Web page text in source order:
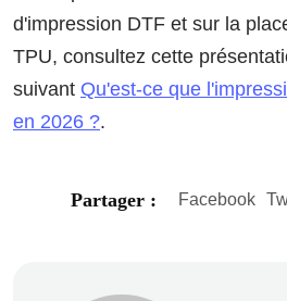
d'impression DTF et sur la
TPU, consultez cette
suivant Qu'est-ce que
en 2026 ?.
Partager : Facebook